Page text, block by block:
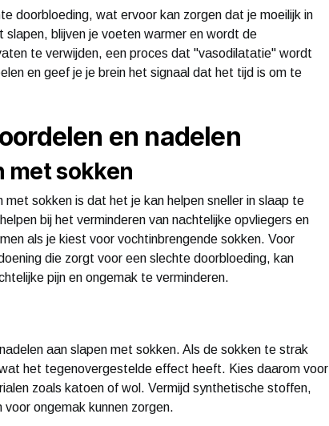
doorbloeding, wat ervoor kan zorgen dat je moeilijk in
blijven je voeten warmer en wordt de
te verwijden, een proces dat "vasodilatatie" wordt
en geef je je brein het signaal dat het tijd is om te
en nadelen
met sokken
sokken is dat het je kan helpen sneller in slaap te
bij het verminderen van nachtelijke opvliegers en
als je kiest voor vochtinbrengende sokken. Voor
die zorgt voor een slechte doorbloeding, kan
pijn en ongemak te verminderen.
aan slapen met sokken. Als de sokken te strak
het tegenovergestelde effect heeft. Kies daarom voor
zoals katoen of wol. Vermijd synthetische stoffen,
ongemak kunnen zorgen.